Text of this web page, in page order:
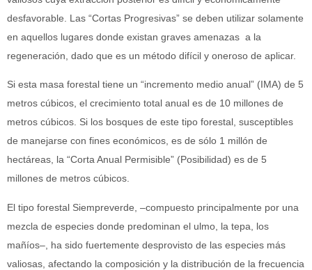
desfavorable. Las “Cortas Progresivas” se deben utilizar solamente
en aquellos lugares donde existan graves amenazas a la
regeneración, dado que es un método difícil y oneroso de aplicar.
Si esta masa forestal tiene un “incremento medio anual” (IMA) de 5
metros cúbicos, el crecimiento total anual es de 10 millones de
metros cúbicos. Si los bosques de este tipo forestal, susceptibles
de manejarse con fines económicos, es de sólo 1 millón de
hectáreas, la “Corta Anual Permisible” (Posibilidad) es de 5
millones de metros cúbicos.
El tipo forestal Siempreverde, –compuesto principalmente por una
mezcla de especies donde predominan el ulmo, la tepa, los
mañíos–, ha sido fuertemente desprovisto de las especies más
valiosas, afectando la composición y la distribución de la frecuencia